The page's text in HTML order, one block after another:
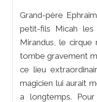
Grand-père
petit-fils Micah les
Mirandus, le cirque
tombe gravement
ce lieu
magicien lui aurait
a longtemps.